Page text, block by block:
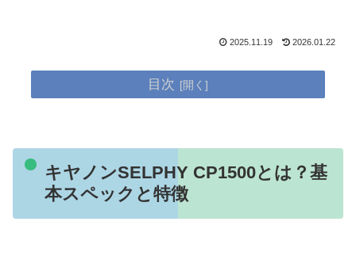
2025.11.19 2026.01.22
目次
キヤノンSELPHY CP1500とは？基
本スペックと特徴